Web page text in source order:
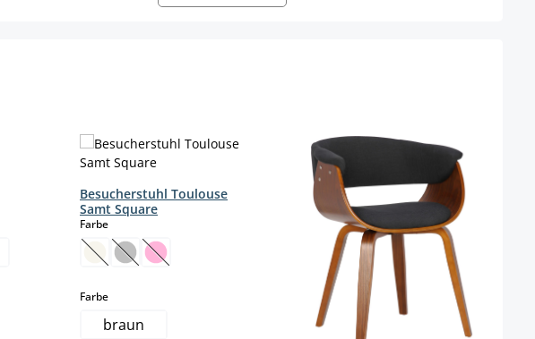
Besucherstuhl Toulouse
Samt Square
Farbeauswählen
(Diese Option ist zurzeit nicht verfügbar.)
(Diese Option ist zurzeit nicht verfügbar.)
(Diese Option ist zurzeit nicht verfügbar.)
Farbeauswählen
braun